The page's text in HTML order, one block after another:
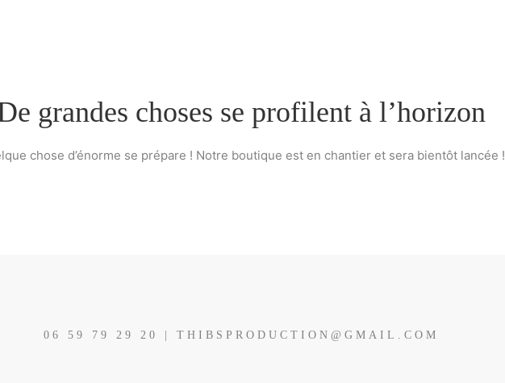
grandes choses se profilent à l’horizon
chose d’énorme se prépare ! Notre boutique est en chantier et sera bientôt lancée !
06 59 79 29 20 | THIBSPRODUCTION@GMAIL.COM